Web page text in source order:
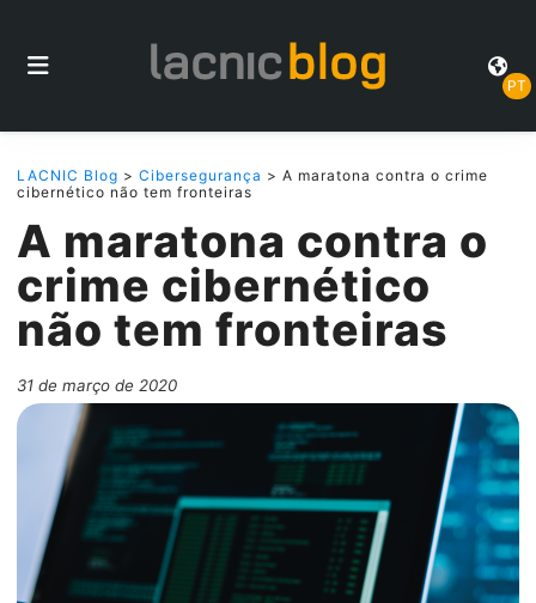
PT
LACNIC Blog > Cibersegurança > A maratona contra o crime
cibernético não tem fronteiras
A maratona contra o
crime cibernético
não tem fronteiras
31 de março de 2020